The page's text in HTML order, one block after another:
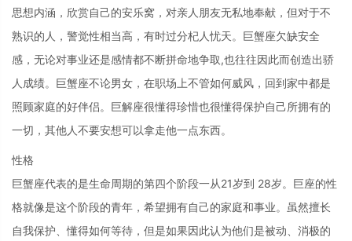
思想内涵，欣赏自己的安乐窝，对亲人朋友无私地奉献，但对于不
熟识的人，警觉性相当高，有时过分杞人忧天。巨蟹座欠缺安全
感，无论对事业还是感情都不断拼命地争取,也往往因此而创造出骄
人成绩。巨蟹座不论男女，在职场上不管如何威风，回到家中都是
照顾家庭的好伴侣。巨解座很懂得珍惜也很懂得保护自己所拥有的
一切，其他人不要安想可以拿走他一点东西。
性格
巨蟹座代表的是生命周期的第四个阶段一从21岁到 28岁。巨座的性
格就像是这个阶段的青年，希望拥有自己的家庭和事业。虽然擅长
自我保护、懂得如何等待，但是如果因此认为他们是被动、消极的